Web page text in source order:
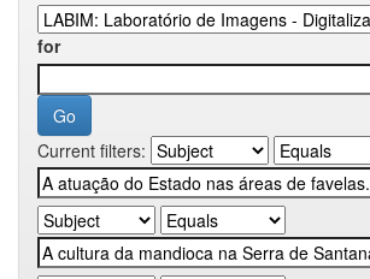
for
Current filters: